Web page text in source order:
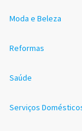
Moda e Beleza
Reformas
Saúde
Serviços